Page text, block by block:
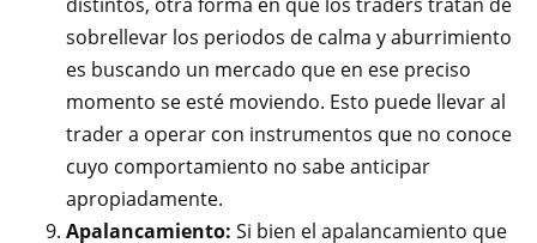
sobrellevar los periodos de calma y aburrimiento
es buscando un mercado que en ese preciso
momento se esté moviendo. Esto puede llevar al
trader a operar con instrumentos que no conoce
cuyo comportamiento no sabe anticipar
apropiadamente.
Apalancamiento: Si bien el apalancamiento que